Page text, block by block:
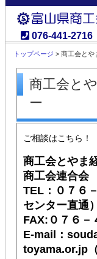
富山県商工会連合会
076-441-2716
トップページ > 商工会とや
商工会と
ー
ご相談はこちら！
商工会とやま
商工会連合会
TEL：０７６
センター直通）
FAX:０７６－
E-mail：
toyama.or.jp